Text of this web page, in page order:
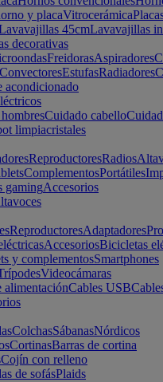
y placaVitrocerámica
45cmLavavajillas
decorativas
FreidorasAspiradores
ConvectoresEstufasRadiadores
acondicionado
Cuidado cabello
limpiacristales
ReproductoresRadios
ComplementosPortátiles
gamingAccesorios
ReproductoresAdaptadores
AccesoriosBicicletas
y complementosSmartphones
Videocámaras
alimentaciónCables USB
ColchasSábanasNórdicos
CortinasBarras de cortina
Cojín con relleno
de sofásPlaids